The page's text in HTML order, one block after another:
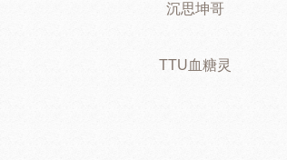
沉思坤哥
TTU血糖灵